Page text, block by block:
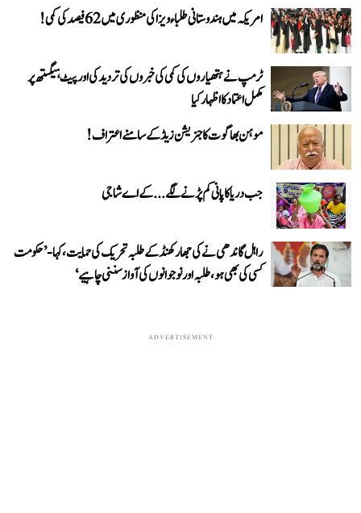
امریکہ میں ہندوستانی طلباء ویزا کی منظوری میں 62 فیصد کی کمی!
ٹرمپ نے ہتھیاروں کی کمی کی خبروں کی تردید کی اور پیٹ ہیگستھ پر
مکمل اعتماد کا اظہار کیا
موہن بھاگوت کا جنریشن زیڈ کے سامنے اعتراف!
جب دریا کا پانی کم پڑنے لگے...کے اے شاجی
راہل گاندھی نے کی جھارکھنڈ کے طلبہ تحریک کی حمایت، کہا- ’حکومت
کسی کی بھی ہو، طلبہ اور نوجوانوں کی آواز سننی چاہیے‘
ADVERTISEMENT